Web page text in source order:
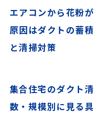
エアコンから花粉
原因はダクトの蓄
と清掃対策
集合住宅のダクト
数・規模別に見る